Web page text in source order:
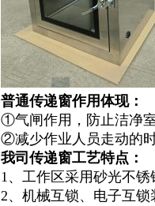
普通传递窗作用体现：
①气闸作用，防止洁净
②减少作业人员走动的
我司传递窗工艺特点：
1、工作区采用砂光不
2、机械互锁、电子互锁